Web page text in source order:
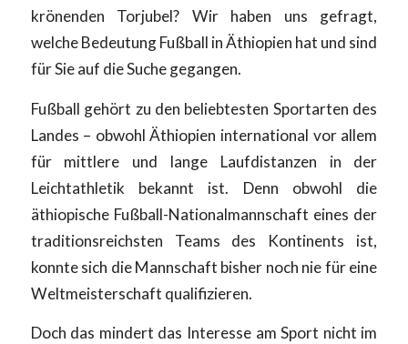
krönenden Torjubel? Wir haben uns gefragt,
welche Bedeutung Fußball in Äthiopien hat und sind
für Sie auf die Suche gegangen.
Fußball gehört zu den beliebtesten Sportarten des
Landes – obwohl Äthiopien international vor allem
für mittlere und lange Laufdistanzen in der
Leichtathletik bekannt ist. Denn obwohl die
äthiopische Fußball-Nationalmannschaft eines der
traditionsreichsten Teams des Kontinents ist,
konnte sich die Mannschaft bisher noch nie für eine
Weltmeisterschaft qualifizieren.
Doch das mindert das Interesse am Sport nicht im